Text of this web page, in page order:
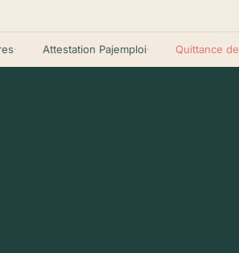
Attestation Pajemploi· Quittance de